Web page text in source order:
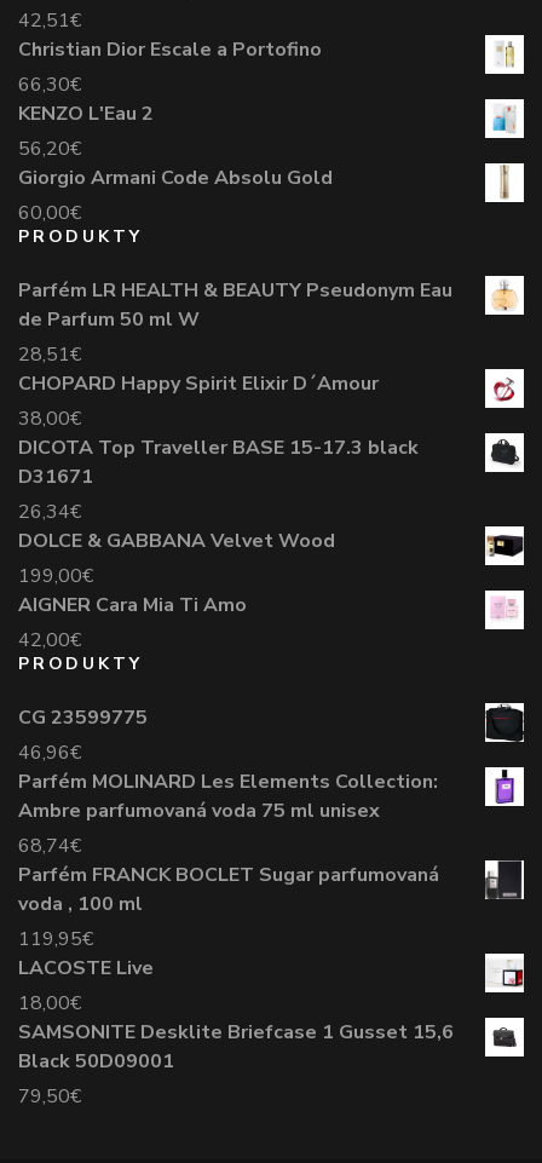
42,51€
Christian Dior Escale a Portofino
66,30€
KENZO L'Eau 2
56,20€
Giorgio Armani Code Absolu Gold
60,00€
PRODUKTY
Parfém LR HEALTH & BEAUTY Pseudonym Eau
de Parfum 50 ml W
28,51€
CHOPARD Happy Spirit Elixir D´Amour
38,00€
DICOTA Top Traveller BASE 15-17.3 black
D31671
26,34€
DOLCE & GABBANA Velvet Wood
199,00€
AIGNER Cara Mia Ti Amo
42,00€
PRODUKTY
CG 23599775
46,96€
Parfém MOLINARD Les Elements Collection:
Ambre parfumovaná voda 75 ml unisex
68,74€
Parfém FRANCK BOCLET Sugar parfumovaná
voda , 100 ml
119,95€
LACOSTE Live
18,00€
SAMSONITE Desklite Briefcase 1 Gusset 15,6
Black 50D09001
79,50€